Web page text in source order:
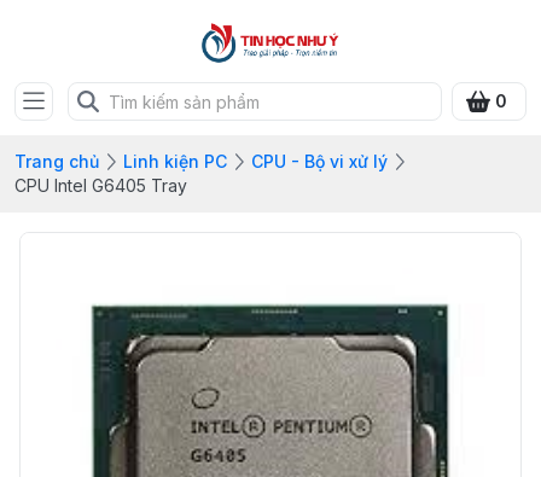
0
Trang chủ Linh kiện PC
CPU - Bộ vi xử lý
CPU Intel G6405 Tray